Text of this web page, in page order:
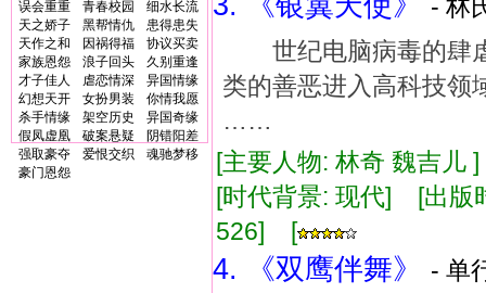
误会重重 青春校园
细水长流
天之娇子
黑帮情仇
患得患失
天作之和
因祸得福
协议买卖
家族恩怨
浪子回头
久别重逢
才子佳人
虐恋情深
异国情缘
幻想天开
女扮男装
你情我愿
杀手情缘
架空历史
异国奇缘
假凤虚凰
破案悬疑
阴错阳差
强取豪夺
爱恨交织
魂驰梦移
豪门恩怨
- 林
世纪电脑病毒的肆
类的善恶进入高科技领
……
[主要人物: 林奇 魏吉
[时代背景: 现代] [出
526] [
4. 《双鹰伴舞》
- 单